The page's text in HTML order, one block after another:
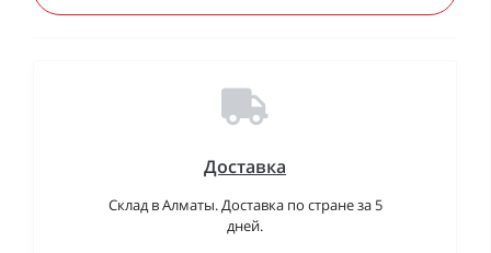
Доставка
Склад в Алматы. Доставка по стране за 5
дней.